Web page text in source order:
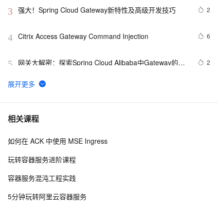
3 强大！Spring Cloud Gateway新特性及高级开发技巧 2
4 Citrix Access Gateway Command Injection 6
5
网关大解密：探索Spring Cloud Alibaba中Gateway的奥
2
6
ACK Gateway with Inference Extension：优化多机分布
7 502 Bad Gateway错误
8 十五.SpringCloudAlibaba极简入门-Gateway网关整合
告别线上事故
10《微服务实战》 第七章 Spring Cloud 之 GateWay
相关课程
如何在 ACK 中使用 MSE Ingress
玩转容器服务进阶课程
容器服务混沌工程实践
5分钟玩转阿里云容器服务